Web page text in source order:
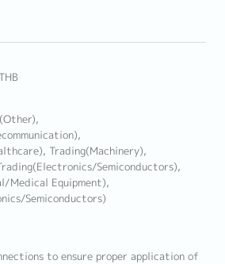
Trading(Machinery),
Semiconductors),
Medical Equipment),
Semiconductors)
to ensure proper application of